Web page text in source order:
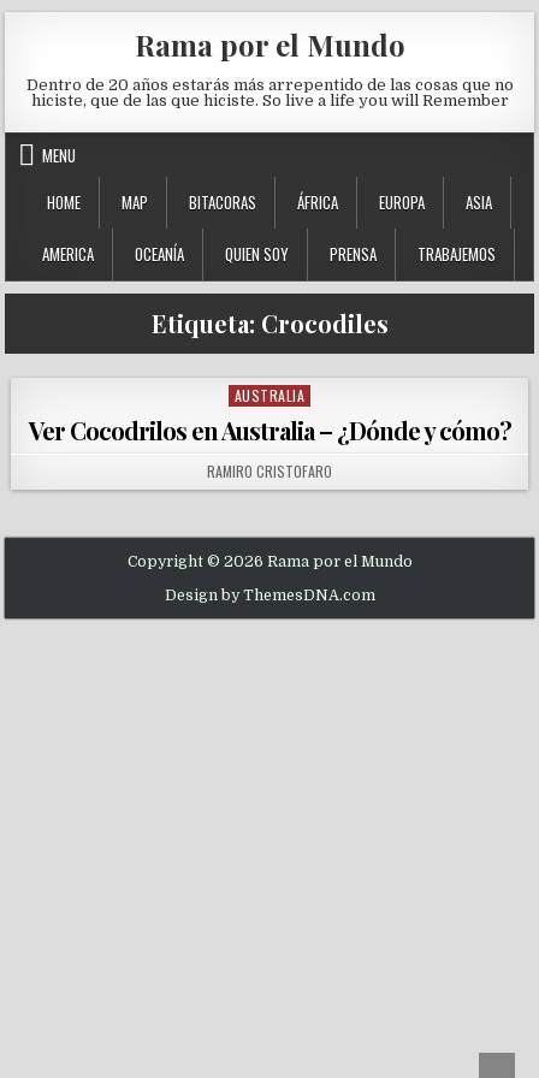
Rama por el Mundo
Dentro de 20 años estarás más arrepentido de las cosas que no
hiciste, que de las que hiciste. So live a life you will Remember
MENU
HOME
MAP BITACORAS ÁFRICA EUROPA ASIA
AMERICA OCEANÍA QUIEN SOY PRENSA TRABAJEMOS
Etiqueta: Crocodiles
Posted in
AUSTRALIA
Ver Cocodrilos en Australia – ¿Dónde y cómo?
AUTHOR:
RAMIRO CRISTOFARO
Copyright © 2026 Rama por el Mundo
Design by ThemesDNA.com